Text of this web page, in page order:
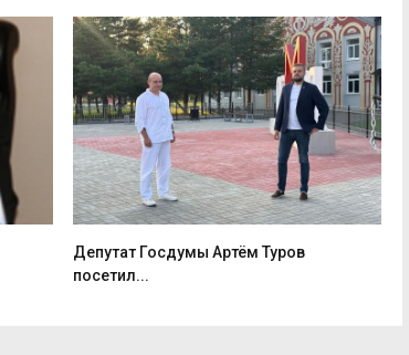
Депутат Госдумы Артём Туров
посетил...